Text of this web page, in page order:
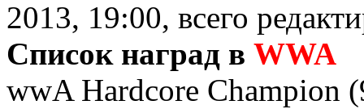
2013, 19:00, всего
Список наград в WWA
wwA Hardcore Champion